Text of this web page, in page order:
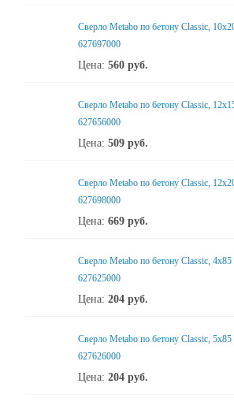
Сверло Metabo по бетону Classic,
627697000
Цена: 560 руб.
Сверло Metabo по бетону Classic,
627656000
Цена: 509 руб.
Сверло Metabo по бетону Classic,
627698000
Цена: 669 руб.
Сверло Metabo по бетону Classic,
627625000
Цена: 204 руб.
Сверло Metabo по бетону Classic,
627626000
Цена: 204 руб.